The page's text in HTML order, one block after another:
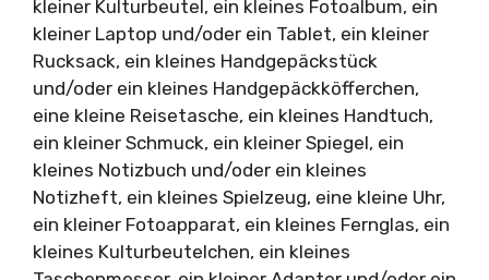
kleiner Kulturbeutel, ein kleines Fotoalbum, ein
kleiner Laptop und/oder ein Tablet, ein kleiner
Rucksack, ein kleines Handgepäckstück
und/oder ein kleines Handgepäckköfferchen,
eine kleine Reisetasche, ein kleines Handtuch,
ein kleiner Schmuck, ein kleiner Spiegel, ein
kleines Notizbuch und/oder ein kleines
Notizheft, ein kleines Spielzeug, eine kleine Uhr,
ein kleiner Fotoapparat, ein kleines Fernglas, ein
kleines Kulturbeutelchen, ein kleines